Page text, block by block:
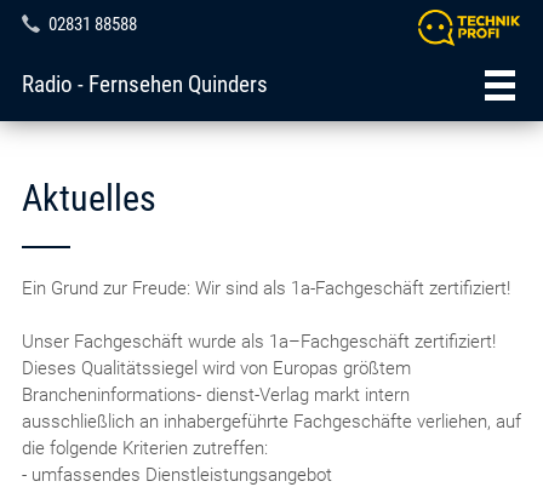
02831 88588
Radio - Fernsehen Quinders
Aktuelles
Ein Grund zur Freude: Wir sind als 1a-Fachgeschäft zertifiziert!
Unser Fachgeschäft wurde als 1a–Fachgeschäft zertifiziert!
Dieses Qualitätssiegel wird von Europas größtem
Brancheninformations- dienst-Verlag markt intern
ausschließlich an inhabergeführte Fachgeschäfte verliehen, auf
die folgende Kriterien zutreffen:
- umfassendes Dienstleistungsangebot